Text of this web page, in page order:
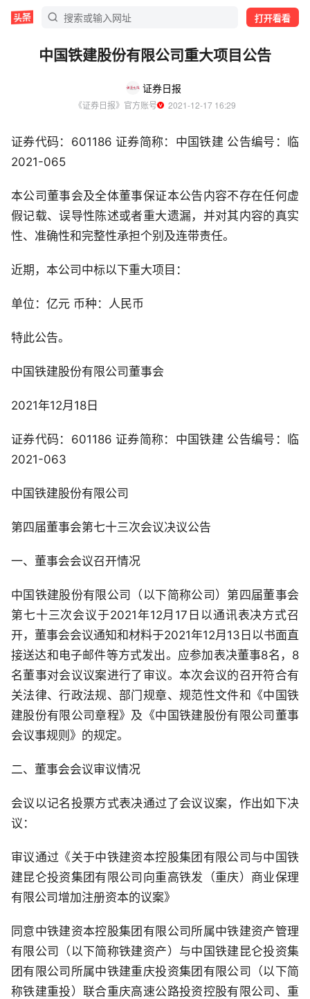
打开看看
中国铁建股份有限公司重大项目公告
证券日报
《证券日报》官方账号
  2021-12-17 16:29
证券代码：601186 证券简称：中国铁建 公告编号：临
2021-065
本公司董事会及全体董事保证本公告内容不存在任何虚
假记载、误导性陈述或者重大遗漏，并对其内容的真实
性、准确性和完整性承担个别及连带责任。
近期，本公司中标以下重大项目：
单位：亿元 币种：人民币
特此公告。
中国铁建股份有限公司董事会
2021年12月18日
证券代码：601186 证券简称：中国铁建 公告编号：临
2021-063
中国铁建股份有限公司
第四届董事会第七十三次会议决议公告
一、董事会会议召开情况
中国铁建股份有限公司（以下简称公司）第四届董事会
第七十三次会议于2021年12月17日以通讯表决方式召
开，董事会会议通知和材料于2021年12月13日以书面直
接送达和电子邮件等方式发出。应参加表决董事8名，8
名董事对会议议案进行了审议。本次会议的召开符合有
关法律、行政法规、部门规章、规范性文件和《中国铁
建股份有限公司章程》及《中国铁建股份有限公司董事
会议事规则》的规定。
二、董事会会议审议情况
会议以记名投票方式表决通过了会议议案，作出如下决
议：
审议通过《关于中铁建资本控股集团有限公司与中国铁
建昆仑投资集团有限公司向重高铁发（重庆）商业保理
有限公司增加注册资本的议案》
同意中铁建资本控股集团有限公司所属中铁建资产管理
有限公司（以下简称铁建资产）与中国铁建昆仑投资集
团有限公司所属中铁建重庆投资集团有限公司（以下简
称铁建重投）联合重庆高速公路投资控股有限公司、重